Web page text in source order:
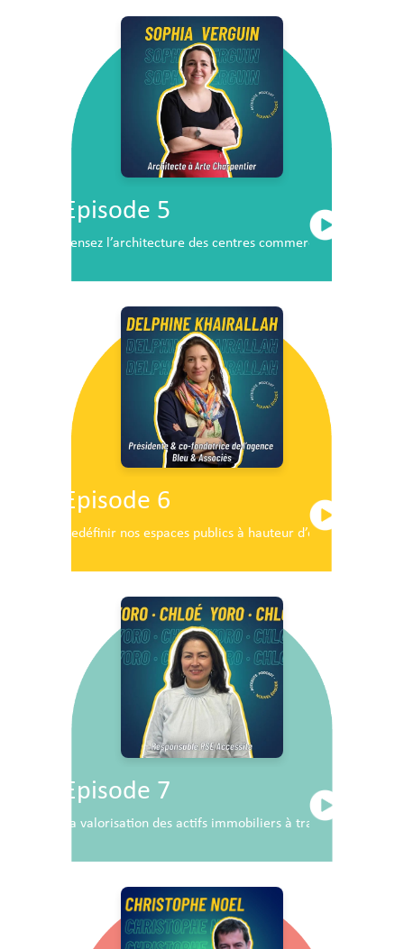
Episode 5
Pensez l’architecture des centres commerciaux de demain
Episode 6
Redéfinir nos espaces publics à hauteur d’enfants
Episode 7
La valorisation des actifs immobiliers à travers la RSE